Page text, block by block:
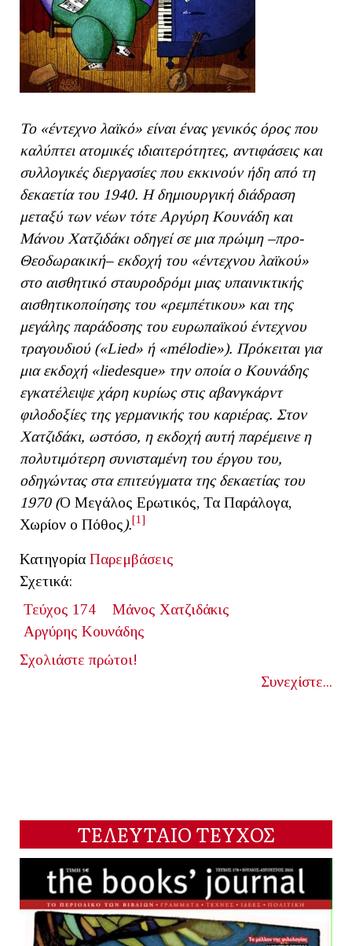
Το «έντεχνο λαϊκό» είναι ένας γενικός όρος που
καλύπτει ατομικές ιδιαιτερότητες, αντιφάσεις και
συλλογικές διεργασίες που εκκινούν ήδη από τη
δεκαετία του 1940. Η δημιουργική διάδραση
μεταξύ των νέων τότε Αργύρη Κουνάδη και
Μάνου Χατζιδάκι οδηγεί σε μια πρώιμη –προ-
Θεοδωρακική– εκδοχή του «έντεχνου λαϊκού»
στο αισθητικό σταυροδρόμι μιας υπαινικτικής
αισθητικοποίησης του «ρεμπέτικου» και της
μεγάλης παράδοσης του ευρωπαϊκού έντεχνου
τραγουδιού («Lied» ή «mélodie»). Πρόκειται για
μια εκδοχή «liedesque» την οποία ο Κουνάδης
εγκατέλειψε χάρη κυρίως στις αβανγκάρντ
φιλοδοξίες της γερμανικής του καριέρας. Στον
Χατζιδάκι, ωστόσο, η εκδοχή αυτή παρέμεινε η
πολυτιμότερη συνισταμένη του έργου του,
οδηγώντας στα επιτεύγματα της δεκαετίας του
1970 (Ο Μεγάλος Ερωτικός, Τα Παράλογα,
Χωρίον ο Πόθος).[1]
Κατηγορία Παρεμβάσεις
Σχετικά:
Τεύχος 174
Μάνος Χατζιδάκις
Αργύρης Κουνάδης
Σχολιάστε πρώτοι!
Συνεχίστε...
ΤΕΛΕΥΤΑΙΟ ΤΕΥΧΟΣ